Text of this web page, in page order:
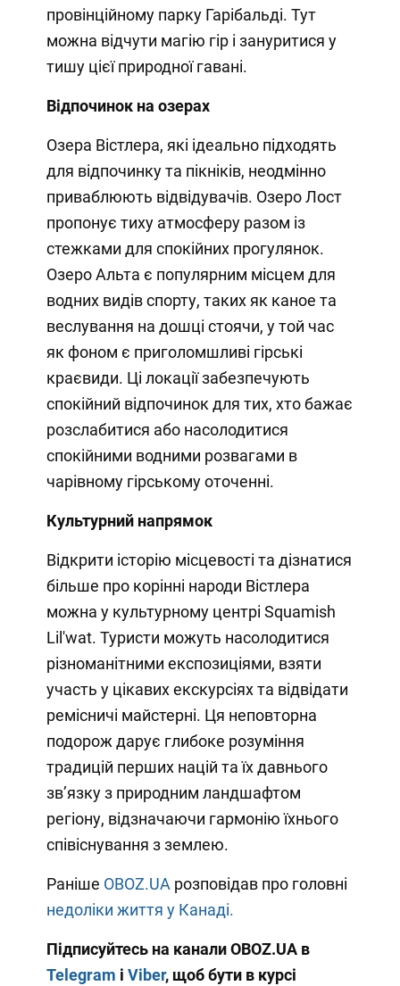
провінційному парку Гарібальді. Тут
можна відчути магію гір і зануритися у
тишу цієї природної гавані.
Відпочинок на озерах
Озера Вістлера, які ідеально підходять
для відпочинку та пікніків, неодмінно
приваблюють відвідувачів. Озеро Лост
пропонує тиху атмосферу разом із
стежками для спокійних прогулянок.
Озеро Альта є популярним місцем для
водних видів спорту, таких як каное та
веслування на дошці стоячи, у той час
як фоном є приголомшливі гірські
краєвиди. Ці локації забезпечують
спокійний відпочинок для тих, хто бажає
розслабитися або насолодитися
спокійними водними розвагами в
чарівному гірському оточенні.
Культурний напрямок
Відкрити історію місцевості та дізнатися
більше про корінні народи Вістлера
можна у культурному центрі Squamish
Lil'wat. Туристи можуть насолодитися
різноманітними експозиціями, взяти
участь у цікавих екскурсіях та відвідати
ремісничі майстерні. Ця неповторна
подорож дарує глибоке розуміння
традицій перших націй та їх давнього
зв’язку з природним ландшафтом
регіону, відзначаючи гармонію їхнього
співіснування з землею.
Раніше OBOZ.UA розповідав про головні
недоліки життя у Канаді.
Підписуйтесь на канали OBOZ.UA в
Telegram і Viber, щоб бути в курсі